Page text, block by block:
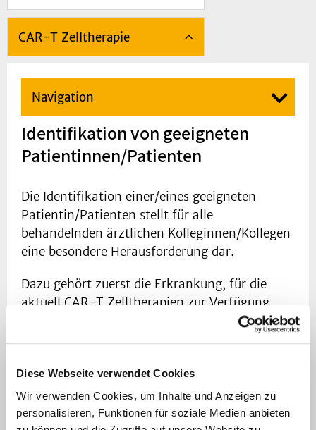
Diese Webseite verwendet Cookies
Wir verwenden Cookies, um Inhalte und Anzeigen zu
personalisieren, Funktionen für soziale Medien anbieten
CAR-T Zelltherapie
Navigation
Identifikation von geeigneten
Patientinnen/Patienten
Die Identifikation einer/eines geeigneten
Patientin/Patienten stellt für alle
behandelnden ärztlichen Kolleginnen/Kollegen
eine besondere Herausforderung dar.
Dazu gehört zuerst die Erkrankung, für die
aktuell CAR-T Zelltherapien zur Verfügung
Diffus großzelliges B-Zell Lymphom
(DLBCL)
High Grade B-Zell Lymphom (HGBL)
Primär mediastinales B-Zell Lymphom